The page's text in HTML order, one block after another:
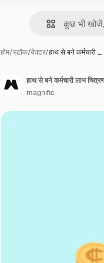
होम/स्टॉक/वेक्टर/हाथ से बने कर्मचारी …
हाथ से बने कर्मचारी लाभ चित्रण
magnific